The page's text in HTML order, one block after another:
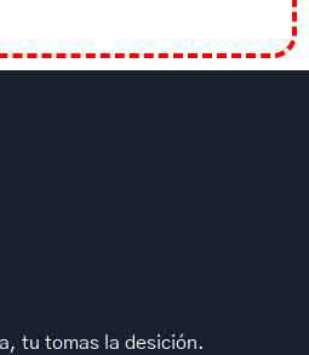
tu tomas la desición.